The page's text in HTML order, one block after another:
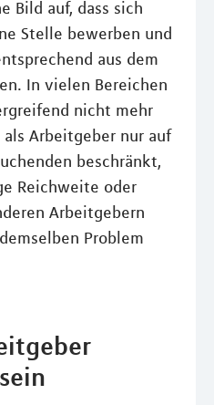
Bild auf, dass sich
Stelle bewerben und
aus dem
In vielen Bereichen
nicht mehr
Arbeitgeber nur auf
beschränkt,
Reichweite oder
Arbeitgebern
Problem